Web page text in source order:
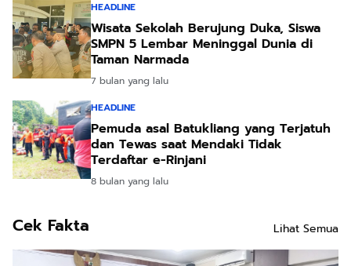
HEADLINE
Wisata Sekolah Berujung Duka, Siswa
SMPN 5 Lembar Meninggal Dunia di
Taman Narmada
7 bulan yang lalu
HEADLINE
Pemuda asal Batukliang yang Terjatuh
dan Tewas saat Mendaki Tidak
Terdaftar e-Rinjani
8 bulan yang lalu
Cek Fakta Lihat Semua